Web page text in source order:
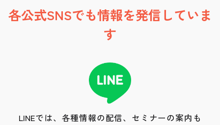
各公式SNSでも情報を発信していま
す
LINEでは、各種情報の配信、セミナーの案内も